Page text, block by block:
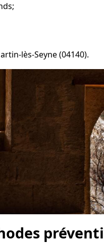
lès-Seyne (04140).